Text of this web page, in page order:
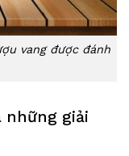
vang được đánh
những giải